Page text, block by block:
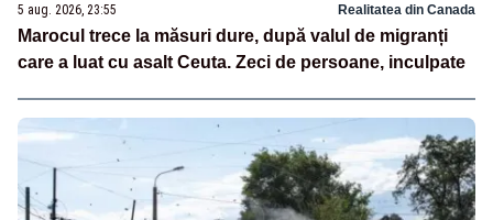
5 aug. 2026, 23:55 Realitatea din Canada
Marocul trece la măsuri dure, după valul de migranți
care a luat cu asalt Ceuta. Zeci de persoane, inculpate